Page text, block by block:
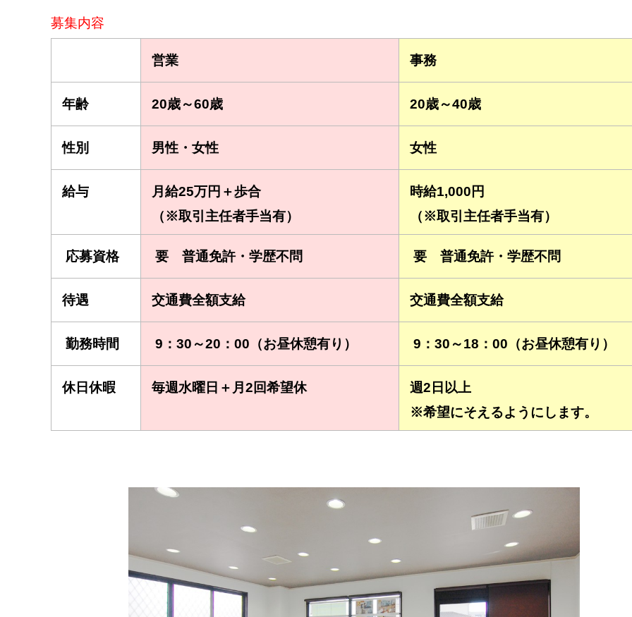
募集内容
営業 事務
年齢 20歳～60歳 20歳～40歳
性別 男性・女性 女性
給与
月給25万円＋歩合
（※取引主任者手当有）
時給1,000円
（※取引主任者手当有）
応募資格 要 普通免許・学歴不問 要 普通免許・学歴不問
待遇 交通費全額支給 交通費全額支給
勤務時間 9：30～20：00（お昼休憩有り） 9：30～18：00（お昼休憩有り）
休日休暇 毎週水曜日＋月2回希望休
週2日以上
※希望にそえるようにします。